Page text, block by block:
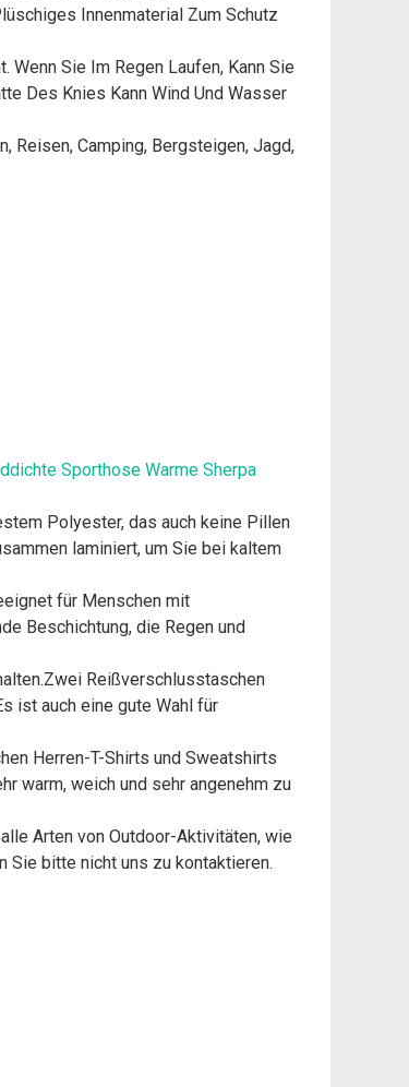
Innenmaterial Zum Schutz
Sie Im Regen Laufen, Kann Sie
Des Knies Kann Wind Und Wasser
Reisen, Camping, Bergsteigen, Jagd,
Sporthose Warme Sherpa
Polyester, das auch keine Pillen
laminiert, um Sie bei kaltem
für Menschen mit
Beschichtung, die Regen und
Reißverschlusstaschen
ist auch eine gute Wahl für
Herren-T-Shirts und Sweatshirts
warm, weich und sehr angenehm zu
Arten von Outdoor-Aktivitäten, wie
Sie bitte nicht uns zu kontaktieren.